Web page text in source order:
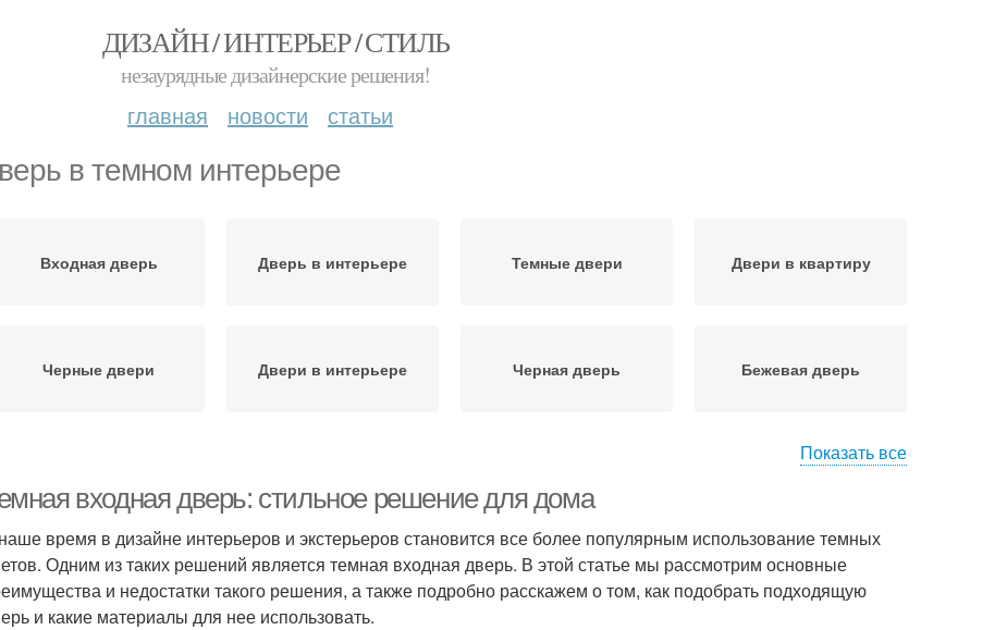
ДИЗАЙН / ИНТЕРЬЕР / СТИЛЬ
незаурядные дизайнерские решения!
главная новости статьи
в темном интерьере
Входная дверь Дверь в интерьере Темные двери Двери в квартиру
Черные двери Двери в интерьере Черная дверь Бежевая дверь
Темно-серые двери Цветные двери Темная дверь Темные стены
Показать все
входная дверь: стильное решение для дома
время в дизайне интерьеров и экстерьеров становится все более популярным использование темных
Одним из таких решений является темная входная дверь. В этой статье мы рассмотрим основные
и недостатки такого решения, а также подробно расскажем о том, как подобрать подходящую
и какие материалы для нее использовать.